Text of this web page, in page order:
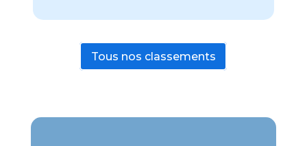
Tous nos classements